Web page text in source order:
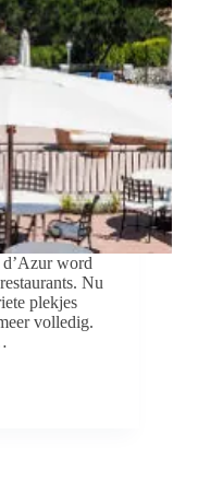
d’Azur word
Nu
plekjes
volledig.